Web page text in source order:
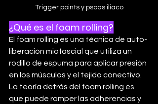
Trigger points y psoas iliaco
¿Qué es el foam rolling?
El foam rolling es una técnica de auto-
liberación miofascial que utiliza un
rodillo de espuma para aplicar presión
en los músculos y el tejido conectivo.
La teoría detrás del foam rolling es
que puede romper las adherencias y